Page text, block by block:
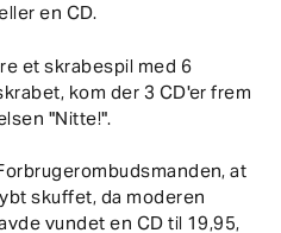
en CD.
et skrabespil med 6
kom der 3 CD'er frem
"Nitte!".
at
skuffet, da moderen
vundet en CD til 19,95,